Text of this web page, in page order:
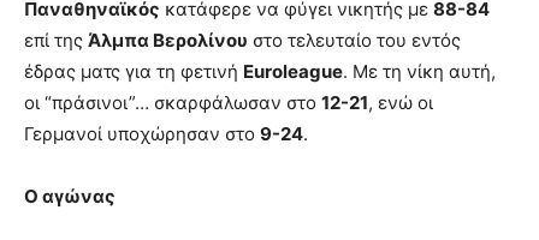
Παναθηναϊκός κατάφερε να φύγει νικητής με 88-84
επί της Άλμπα Βερολίνου στο τελευταίο του εντός
έδρας ματς για τη φετινή Euroleague. Με τη νίκη αυτή,
οι “πράσινοι”… σκαρφάλωσαν στο 12-21, ενώ οι
Γερμανοί υποχώρησαν στο 9-24.
Ο αγώνας